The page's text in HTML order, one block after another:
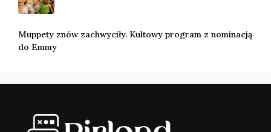
Muppety znów zachwyciły. Kultowy program z nominacją
do Emmy